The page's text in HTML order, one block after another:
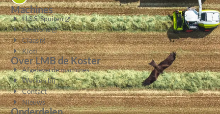
Machines
H.S.S. Spuiten
Amazone
Claas
Kioti
Over LMB de Koster
Afgeleverde machines
Werken bij
Contact
Nieuws
Onderdelen